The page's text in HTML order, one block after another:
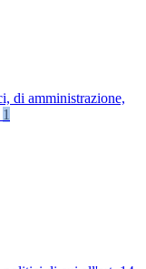
di amministrazione,
1